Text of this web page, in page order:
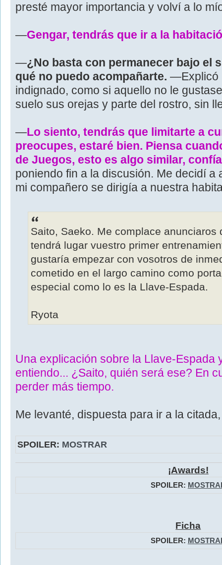
presté mayor importancia y volví a lo
—Gengar, tendrás que ir a la
—¿No basta con permanecer bajo el
qué no puedo acompañarte. —Explicó
indignado, como si aquello no le
suelo sus orejas y parte del rostro, sin
—Lo siento, tendrás que limitarte a
preocupes, estaré bien. Piensa
de Juegos, esto es algo similar,
poniendo fin a la discusión. Me decidí a
mi compañero se dirigía a nuestra
Saito, Saeko. Me complace anunciaros
tendrá lugar vuestro primer
gustaría empezar con vosotros de
cometido en el largo camino como
especial como lo es la Llave-Espada.
Ryota
Una explicación sobre la Llave-Espada
entiendo... ¿Saito, quién será ese? En
perder más tiempo.
Me levanté, dispuesta para ir a la
SPOILER: MOSTRAR
¡Awards!
SPOILER:
Ficha
SPOILER: